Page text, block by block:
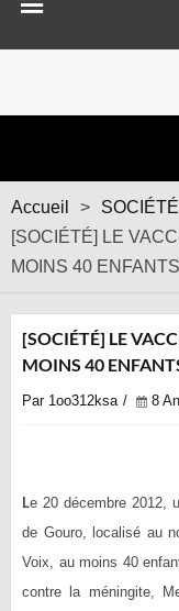
Accueil > SOCIÉTÉ
‎[SOCIÉTÉ] LE
MOINS 40
‎[SOCIÉTÉ] LE
MOINS 40
Par 1oo312ksa 8
Le 20 décembre 2012,
de Gouro, localisé au
Voix, au moins 40
contre la méningite,